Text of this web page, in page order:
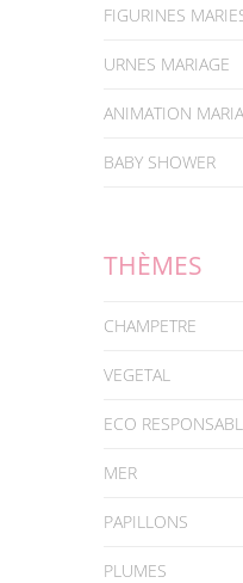
FIGURINES
URNES MARIAGE
ANIMATION
BABY SHOWER
THÈMES
CHAMPETRE
VEGETAL
ECO
MER
PAPILLONS
PLUMES